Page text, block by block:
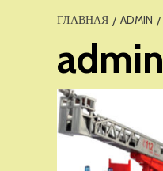
ГЛАВНАЯ ADMIN
admin